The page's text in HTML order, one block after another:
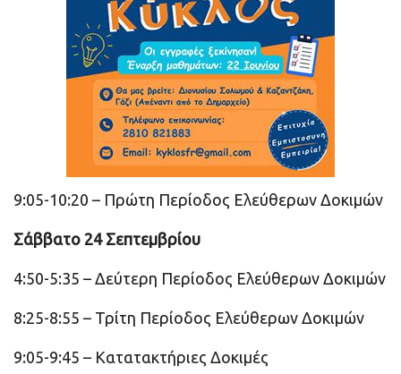
9:05-10:20 – Πρώτη Περίοδος Ελεύθερων Δοκιμών
Σάββατο 24 Σεπτεμβρίου
4:50-5:35 – Δεύτερη Περίοδος Ελεύθερων Δοκιμών
8:25-8:55 – Τρίτη Περίοδος Ελεύθερων Δοκιμών
9:05-9:45 – Κατατακτήριες Δοκιμές